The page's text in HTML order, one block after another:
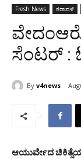
Fresh News ಕರಾವಳಿ
ಸೆಂಟರ್‌ :
By v4news
ಆಯುರ್ವೇದ